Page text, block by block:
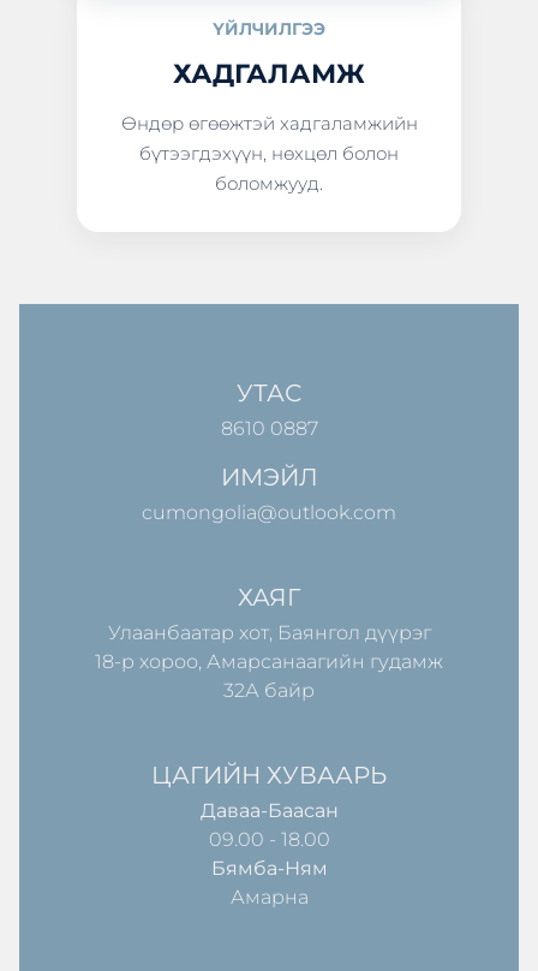
ҮЙЛЧИЛГЭЭ
ХАДГАЛАМЖ
Өндөр өгөөжтэй хадгаламжийн
бүтээгдэхүүн, нөхцөл болон
боломжууд.
УТАС
8610 0887
ИМЭЙЛ
cumongolia@outlook.com
ХАЯГ
Улаанбаатар хот, Баянгол дүүрэг
18-р хороо, Амарсанаагийн гудамж
32А байр
ЦАГИЙН ХУВААРЬ
Даваа-Баасан
09.00 - 18.00
Бямба-Ням
Амарна